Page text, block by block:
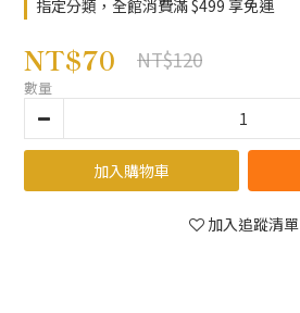
指定分類，全館消費滿 $499 享免運
NT$70 NT$120
數量
加入購物車
加入追蹤清單